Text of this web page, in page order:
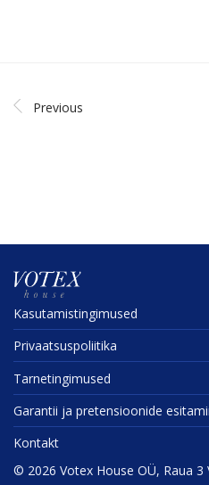
Previous
Kasuta­mis­tin­gi­mused
Privaat­sus­po­liitika
Tarne­tin­gi­mused
Garantii ja preten­sioonide
Kontakt
© 2026 Votex House OÜ, Raua